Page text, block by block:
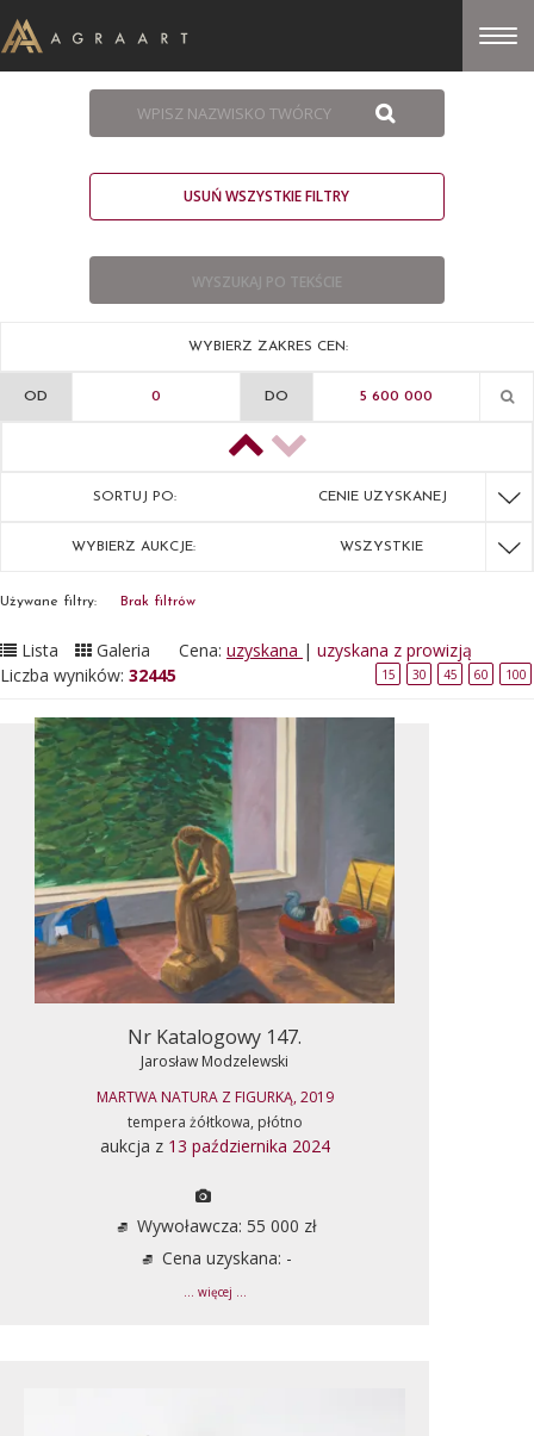
USUŃ WSZYSTKIE FILTRY
WYBIERZ ZAKRES CEN:
OD DO
SORTUJ PO: CENIE UZYSKANEJ
WYBIERZ AUKCJE: WSZYSTKIE
Używane filtry: Brak filtrów
Lista Galeria Cena: uzyskana | uzyskana z prowizją
Liczba wyników: 32445 15 30 45 60 100
Nr Katalogowy 147.
Jarosław Modzelewski
MARTWA NATURA Z FIGURKĄ, 2019
tempera żółtkowa, płótno
aukcja z 13 października 2024
Wywoławcza: 55 000 zł
Cena uzyskana: -
... więcej ...